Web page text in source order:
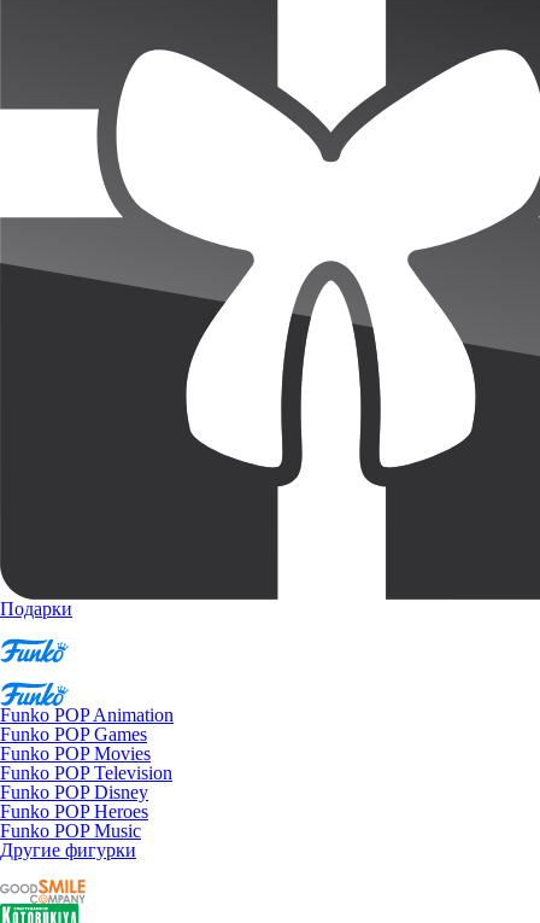
Подарки
Funko POP Animation
Funko POP Games
Funko POP Movies
Funko POP Television
Funko POP Disney
Funko POP Heroes
Funko POP Music
Другие фигурки